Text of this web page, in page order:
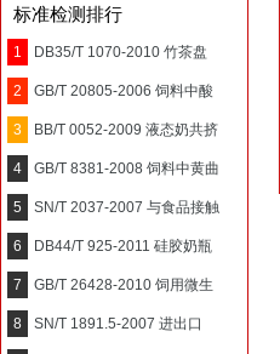
标准检测排行
1 DB35/T 1070-2010 竹茶盘
2 GB/T 20805-2006 饲料中酸
3 BB/T 0052-2009 液态奶共挤
4 GB/T 8381-2008 饲料中黄曲
5 SN/T 2037-2007 与食品接触
6 DB44/T 925-2011 硅胶奶瓶
7 GB/T 26428-2010 饲用微生
8 SN/T 1891.5-2007 进出口